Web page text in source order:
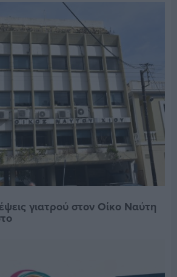
γιατρού στον Οίκο Ναύτη